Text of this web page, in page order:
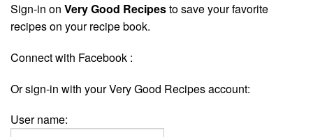
Sign-in on Very Good Recipesto save your favorite
recipes on your recipe book.
Connect with Facebook :
Or sign-in with your Very Good Recipes account:
User name: